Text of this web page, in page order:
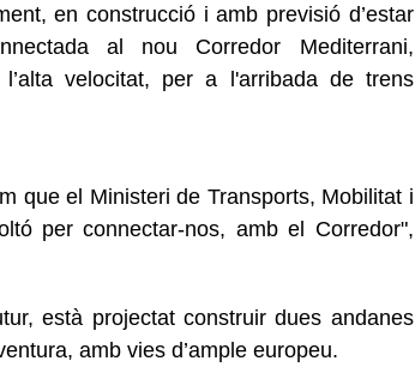
en construcció i amb previsió d’estar
al nou Corredor Mediterrani,
velocitat, per a l'arribada de trens
que el Ministeri de Transports, Mobilitat i
per connectar-nos, amb el Corredor",
està projectat construir dues andanes
amb vies d’ample europeu.